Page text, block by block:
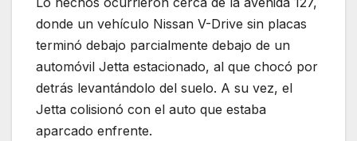
donde un vehículo Nissan V-Drive sin placas
terminó debajo parcialmente debajo de un
automóvil Jetta estacionado, al que chocó por
detrás levantándolo del suelo. A su vez, el
Jetta colisionó con el auto que estaba
aparcado enfrente.